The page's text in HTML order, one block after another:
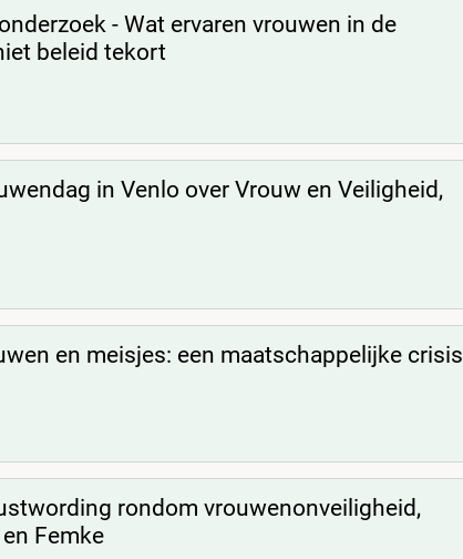
- Wat ervaren vrouwen in de
beleid tekort
in Venlo over Vrouw en Veiligheid,
en meisjes: een maatschappelijke crisis
rondom vrouwenonveiligheid,
Femke